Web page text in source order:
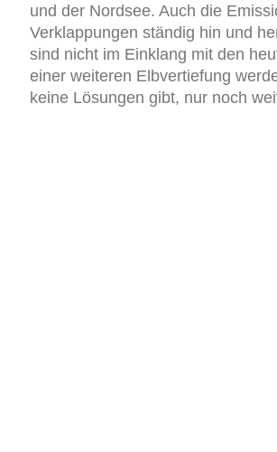
und der Nordsee. Auch die
Verklappungen ständig hin und
sind nicht im Einklang mit den
einer weiteren Elbvertiefung
keine Lösungen gibt, nur noch